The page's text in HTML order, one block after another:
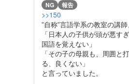
NG 報告
>>150
”自称”言語学系の教室の講師
「日本人の子供が頭が悪す
国語を覚えない」
「その子の母親も、周囲と
る、良くない」
と言っていました。